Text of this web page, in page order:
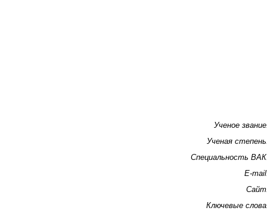
Ученое
Ученая
Специальность
E-
Ключевые